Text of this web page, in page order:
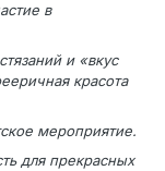
в
и «вкус
красота
мероприятие.
для прекрасных